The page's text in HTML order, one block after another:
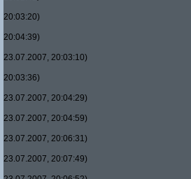
20:03:20)
20:04:39)
23.07.2007, 20:03:10)
20:03:36)
23.07.2007, 20:04:29)
23.07.2007, 20:04:59)
23.07.2007, 20:06:31)
23.07.2007, 20:07:49)